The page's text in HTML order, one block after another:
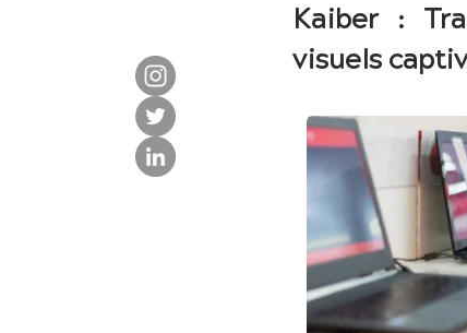
Kaiber :
visuels